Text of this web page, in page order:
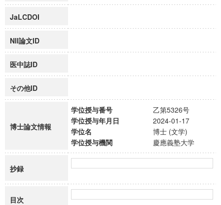
JaLCDOI
NII論文ID
医中誌ID
その他ID
博士論文情報
学位授与番号
乙第5326号
学位授与年月日
2024-01-17
学位名
博士 (文学)
学位授与機関
慶應義塾大学
抄録
目次